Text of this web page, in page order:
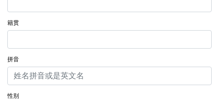
籍贯
拼音
性别